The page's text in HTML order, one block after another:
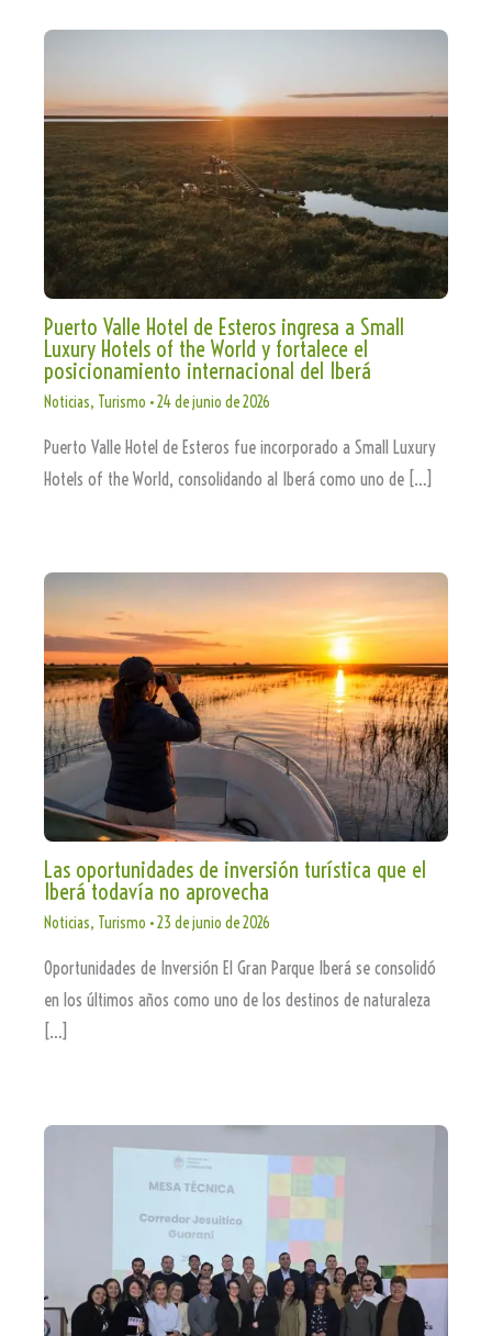
Puerto Valle Hotel de Esteros ingresa a Small
Luxury Hotels of the World y fortalece el
posicionamiento internacional del Iberá
Noticias, Turismo •24 de junio de 2026
Puerto Valle Hotel de Esteros fue incorporado a Small Luxury
Hotels of the World, consolidando al Iberá como uno de […]
Las oportunidades de inversión turística que el
Iberá todavía no aprovecha
Noticias, Turismo •23 de junio de 2026
Oportunidades de Inversión El Gran Parque Iberá se consolidó
en los últimos años como uno de los destinos de naturaleza
[…]